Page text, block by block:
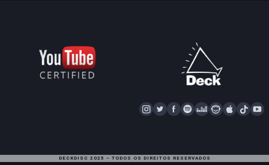
I
N
T
W
F
A
S
P
D
E
N
A
A
P
T
DECKDISC 2025 – TODOS OS DIREITOS RESERVADOS